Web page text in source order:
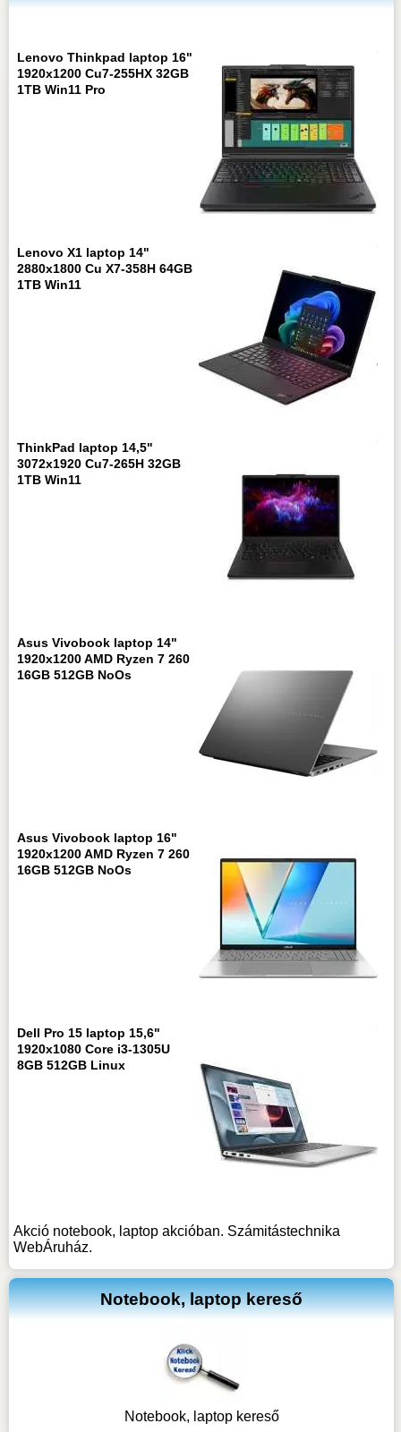
Lenovo Thinkpad laptop 16"
1920x1200 Cu7-255HX 32GB
1TB Win11 Pro
Lenovo X1 laptop 14"
2880x1800 Cu X7-358H 64GB
1TB Win11
ThinkPad laptop 14,5"
3072x1920 Cu7-265H 32GB
1TB Win11
Asus Vivobook laptop 14"
1920x1200 AMD Ryzen 7 260
16GB 512GB NoOs
Asus Vivobook laptop 16"
1920x1200 AMD Ryzen 7 260
16GB 512GB NoOs
Dell Pro 15 laptop 15,6"
1920x1080 Core i3-1305U
8GB 512GB Linux
Akció notebook, laptop akcióban. Számitástechnika
WebÁruház.
Notebook, laptop kereső
Notebook, laptop kereső